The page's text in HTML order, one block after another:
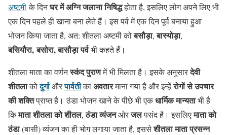
अष्टमीके दिनघर में अग्नि जलाना निषिद्धहोता है, इसलिए लोग अपने लिए भी
एक दिन पहले ही खाना बना लेते हैं। इस पर्व में एक दिन पूर्व बनाया हुआ
भोजन किया जाता है, अत: शीतला अष्टमी कोबसौड़ा,बास्योड़ा,
बसियौरा, बसोरा, बासौड़ा पर्वभी कहते हैं।
शीतला माता का वर्णनस्कंद पुराणमें भी मिलता है। इसके अनुसारदेवी
शीतलाकोदुर्गाऔरपार्वतीकाअवतारमाना गया है और इन्हेंरोगों से उपचार
की शक्तिप्राप्त है। ठंडा भोजन खाने के पीछे भी एकधार्मिक मान्यताभी है
किमाता शीतला को शीतल,ठंडा व्यंजनओरजलपसंद है। इसलिएमाता को
ठंडा(बासी) व्यंजन का ही भोग लगाया जाता है, इससेशीतला माता प्रसन्न